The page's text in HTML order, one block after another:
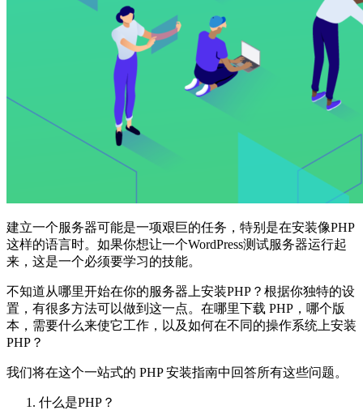
建立一个服务器可能是一项艰巨的任务，特别是在安装像PHP
这样的语言时。如果你想让一个WordPress测试服务器运行起
来，这是一个必须要学习的技能。
不知道从哪里开始在你的服务器上安装PHP？根据你独特的设
置，有很多方法可以做到这一点。在哪里下载 PHP，哪个版
本，需要什么来使它工作，以及如何在不同的操作系统上安装
PHP？
我们将在这个一站式的 PHP 安装指南中回答所有这些问题。
什么是PHP？